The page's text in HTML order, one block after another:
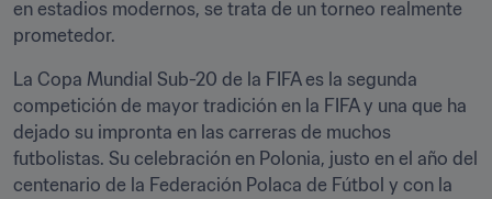
en estadios modernos, se trata de un torneo realmente
prometedor.
La Copa Mundial Sub-20 de la FIFA es la segunda
competición de mayor tradición en la FIFA y una que ha
dejado su impronta en las carreras de muchos
futbolistas. Su celebración en Polonia, justo en el año del
centenario de la Federación Polaca de Fútbol y con la